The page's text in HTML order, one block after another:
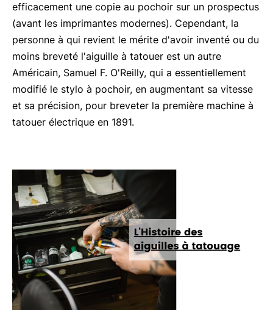
efficacement une copie au pochoir sur un prospectus
(avant les imprimantes modernes). Cependant, la
personne à qui revient le mérite d'avoir inventé ou du
moins breveté l'aiguille à tatouer est un autre
Américain, Samuel F. O'Reilly, qui a essentiellement
modifié le stylo à pochoir, en augmentant sa vitesse
et sa précision, pour breveter la première machine à
tatouer électrique en 1891.